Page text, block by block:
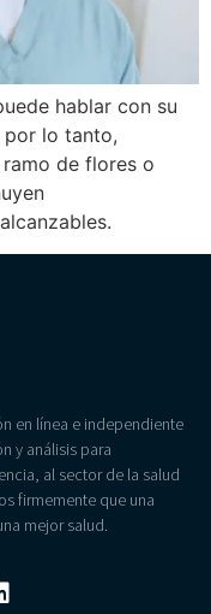
hablar con su
por lo tanto,
de flores o
en línea e independiente
y análisis para
al sector de la salud
firmemente que una
mejor salud.